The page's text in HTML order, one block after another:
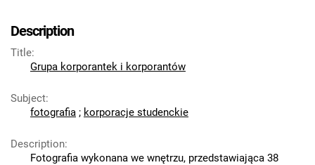
Description
Title:
Grupa korporantek i korporantów
Subject:
fotografia ; korporacje studenckie
Description:
Fotografia wykonana we wnętrzu, przedstawiająca 38